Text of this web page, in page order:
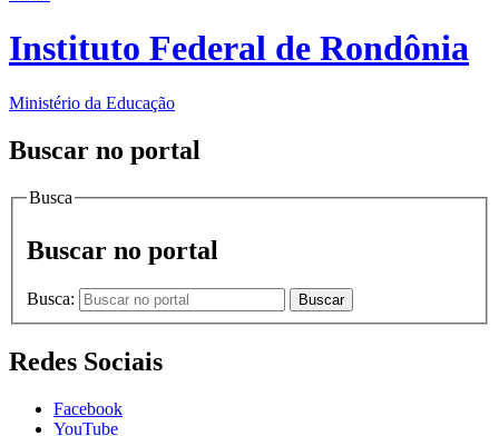
Instituto Federal de Rondônia
Ministério da Educação
Buscar no portal
Busca
Buscar no portal
Busca: Buscar
Redes Sociais
Facebook
YouTube